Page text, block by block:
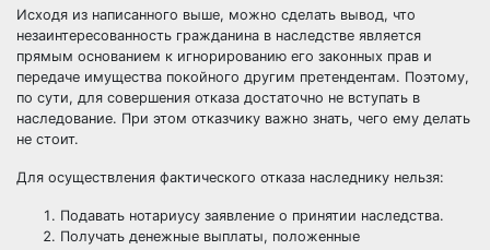
Исходя из написанного выше, можно сделать вывод, что
незаинтересованность гражданина в наследстве является
прямым основанием к игнорированию его законных прав и
передаче имущества покойного другим претендентам. Поэтому,
по сути, для совершения отказа достаточно не вступать в
наследование. При этом отказчику важно знать, чего ему делать
не стоит.
Для осуществления фактического отказа наследнику нельзя:
Подавать нотариусу заявление о принятии наследства.
Получать денежные выплаты, положенные